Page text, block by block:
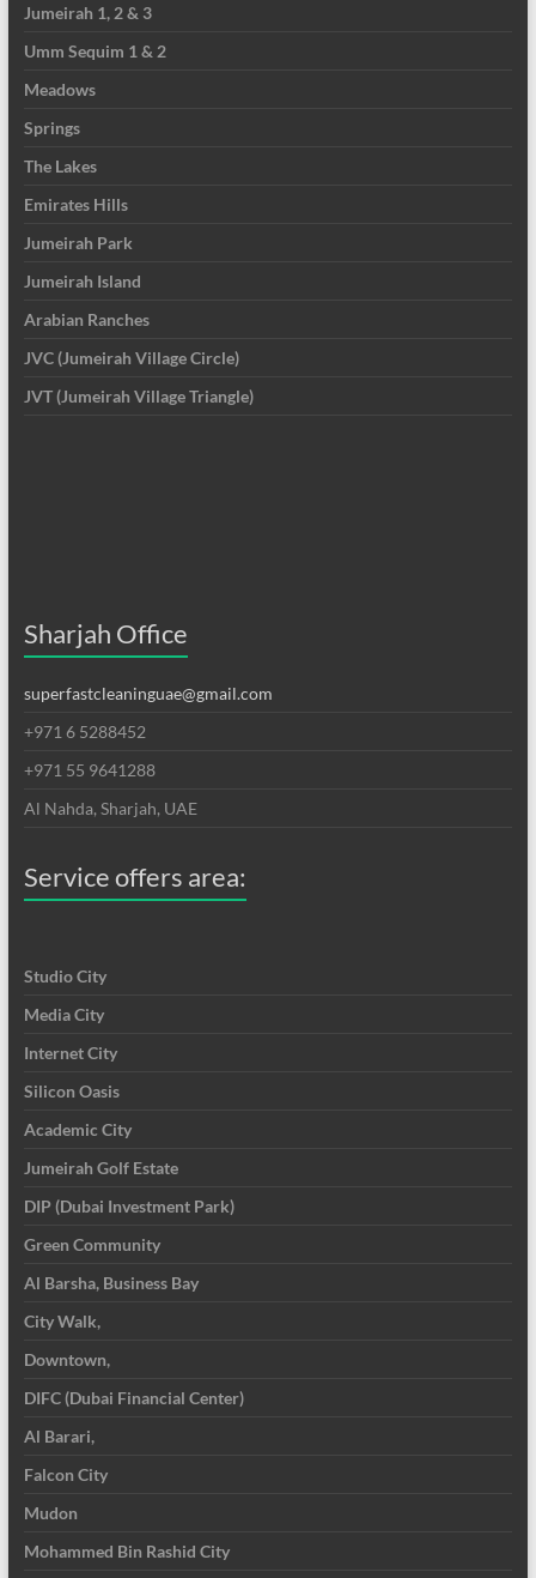
Jumeirah 1, 2 & 3
Umm Sequim 1 & 2
Meadows
Springs
The Lakes
Emirates Hills
Jumeirah Park
Jumeirah Island
Arabian Ranches
JVC (Jumeirah Village Circle)
JVT (Jumeirah Village Triangle)
Sharjah Office
superfastcleaninguae@gmail.com
+971 6 5288452
+971 55 9641288
Al Nahda, Sharjah, UAE
Service offers area:
Studio City
Media City
Internet City
Silicon Oasis
Academic City
Jumeirah Golf Estate
DIP (Dubai Investment Park)
Green Community
Al Barsha, Business Bay
City Walk,
Downtown,
DIFC (Dubai Financial Center)
Al Barari,
Falcon City
Mudon
Mohammed Bin Rashid City